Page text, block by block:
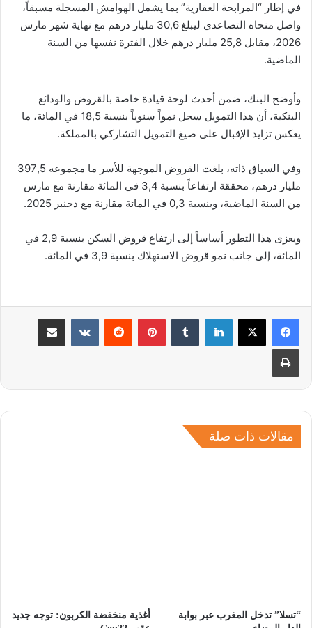
في إطار “المرابحة العقارية” بما يشمل الهوامش المسجلة مسبقاً،
واصل منحاه التصاعدي ليبلغ 30,6 مليار درهم مع نهاية شهر مارس
2026، مقابل 25,8 مليار درهم خلال الفترة نفسها من السنة
الماضية.
وأوضح البنك، ضمن أحدث لوحة قيادة خاصة بالقروض والودائع
البنكية، أن هذا التمويل سجل نمواً سنوياً بنسبة 18,5 في المائة، ما
يعكس تزايد الإقبال على صيغ التمويل التشاركي بالمملكة.
وفي السياق ذاته، بلغت القروض الموجهة للأسر ما مجموعه 397,5
مليار درهم، محققة ارتفاعاً بنسبة 3,4 في المائة مقارنة مع مارس
من السنة الماضية، وبنسبة 0,3 في المائة مقارنة مع دجنبر 2025.
ويعزى هذا التطور أساساً إلى ارتفاع قروض السكن بنسبة 2,9 في
المائة، إلى جانب نمو قروض الاستهلاك بنسبة 3,9 في المائة.
لينكدإن بينتيريست مشاركة عبر البريد
طباعة
مقالات ذات صلة
“تسلا” تدخل المغرب عبر بوابة
أغذية منخفضة الكربون: توجه جديد